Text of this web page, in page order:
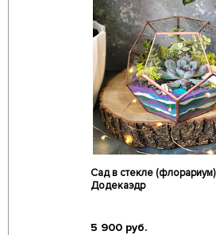
Сад в стекле (флорариум)
Додекаэдр
5 900 руб.